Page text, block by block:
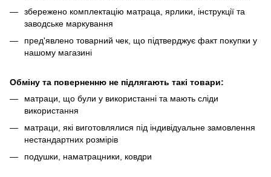
збережено комплектацію матраца, ярлики, інструкції та
заводське маркування
пред'явлено товарний чек, що підтверджує факт покупки у
нашому магазині
Обміну та поверненню не підлягають такі товари:
матраци, що були у використанні та мають сліди
використання
матраци, які виготовлялися під індивідуальне замовлення
нестандартних розмірів
подушки, наматрацники, ковдри